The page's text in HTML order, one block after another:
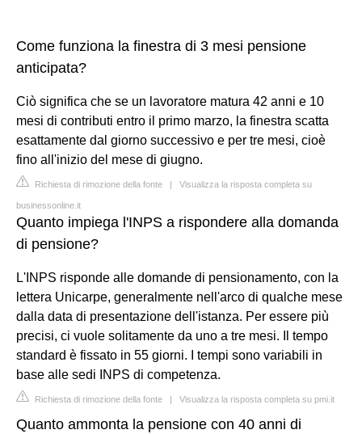
Come funziona la finestra di 3 mesi pensione
anticipata?
Ciò significa che se un lavoratore matura 42 anni e 10
mesi di contributi entro il primo marzo, la finestra scatta
esattamente dal giorno successivo e per tre mesi, cioè
fino all'inizio del mese di giugno.
Richiesta di rimozione della fonte | Visualizza la risposta completa su
businessonline.it
Quanto impiega l'INPS a rispondere alla domanda
di pensione?
L'INPS risponde alle domande di pensionamento, con la
lettera Unicarpe, generalmente nell'arco di qualche mese
dalla data di presentazione dell'istanza. Per essere più
precisi, ci vuole solitamente da uno a tre mesi. Il tempo
standard è fissato in 55 giorni. I tempi sono variabili in
base alle sedi INPS di competenza.
Richiesta di rimozione della fonte | Visualizza la risposta completa su pmi.it
Quanto ammonta la pensione con 40 anni di